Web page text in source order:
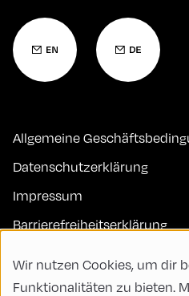
Allgemeine
Datenschutzerklärung
Impressum
Barrierefreiheitserklärung
FAQs
Wir nutzen Cookies, um dir
Funktionalitäten zu bieten.